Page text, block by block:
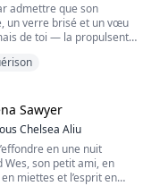
admettre que son
un verre brisé et un vœu
de toi — la propulsent
et l’homme qui, six ans
au sommet des
Sawyer
Chelsea Aliu
en une nuit
son petit ami, en
miettes et l’esprit en